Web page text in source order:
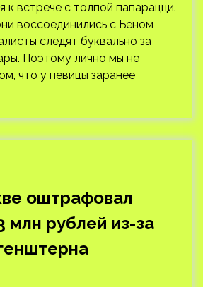
к встрече с толпой папарацци.
воссоединились с Беном
следят буквально за
Поэтому лично мы не
что у певицы заранее
оштрафовал
млн рублей из-за